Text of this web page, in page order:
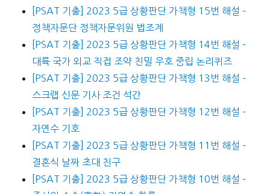
[PSAT 기출] 2023 5급 상황판단 가책형 15번 해설 –
정책자문단 정책자문위원 법조계
[PSAT 기출] 2023 5급 상황판단 가책형 14번 해설 –
대륙 국가 외교 직접 조약 친밀 우호 중립 논리퀴즈
[PSAT 기출] 2023 5급 상황판단 가책형 13번 해설 –
스크랩 신문 기사 조건 석간
[PSAT 기출] 2023 5급 상황판단 가책형 12번 해설 –
자연수 기호
[PSAT 기출] 2023 5급 상황판단 가책형 11번 해설 –
결혼식 날짜 초대 친구
[PSAT 기출] 2023 5급 상황판단 가책형 10번 해설 –